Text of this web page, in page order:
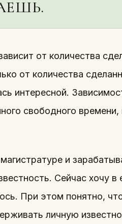
от количества
от количества
интересной.
свободного
и
Сейчас хочу
При этом понятно,
личную